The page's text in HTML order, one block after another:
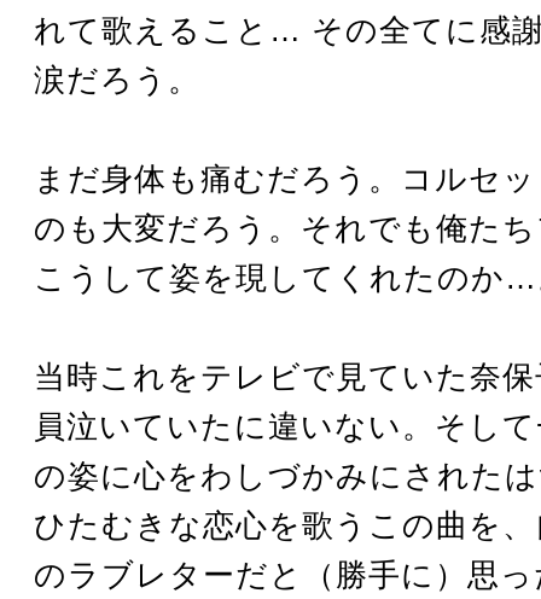
れて歌えること… その全てに感
涙だろう。
まだ身体も痛むだろう。コルセ
のも大変だろう。それでも俺た
こうして姿を現してくれたのか
当時これをテレビで見ていた奈
員泣いていたに違いない。そし
の姿に心をわしづかみにされた
ひたむきな恋心を歌うこの曲を
のラブレターだと（勝手に）思